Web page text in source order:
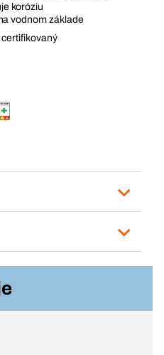
koróziu
vodnom základe
certifikovaný